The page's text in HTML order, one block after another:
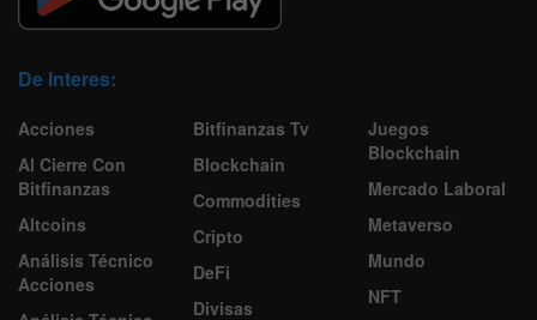
De Interes:
Acciones
Al Cierre Con
Bitfinanzas
Altcoins
Análisis Técnico
Acciones
Bitfinanzas Tv
Blockchain
Commodities
Cripto
DeFi
Divisas
Juegos
Blockchain
Mercado Laboral
Metaverso
Mundo
NFT